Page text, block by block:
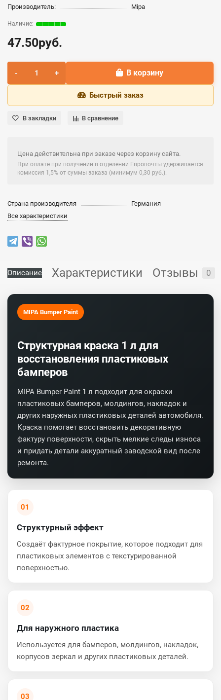
Производитель:
Mipa
47.50руб.
В корзину
Быстрый заказ
В закладки В сравнение
Цена действительна при заказе через корзину сайта.
При оплате при получении в отделении Европочты удерживается
комиссия 1,5% от суммы заказа (минимум 0,30 руб.).
Страна производителя
Германия
Все характеристики
Описание Характеристики Отзывы 0
MIPA Bumper Paint
Структурная краска 1 л для
восстановления пластиковых
бамперов
MIPA Bumper Paint 1 л подходит для окраски
пластиковых бамперов, молдингов, накладок и
других наружных пластиковых деталей автомобиля.
Краска помогает восстановить декоративную
фактуру поверхности, скрыть мелкие следы износа
и придать детали аккуратный заводской вид после
ремонта.
01
Структурный эффект
Создаёт фактурное покрытие, которое подходит для
пластиковых элементов с текстурированной
поверхностью.
02
Для наружного пластика
Используется для бамперов, молдингов, накладок,
корпусов зеркал и других пластиковых деталей.
03